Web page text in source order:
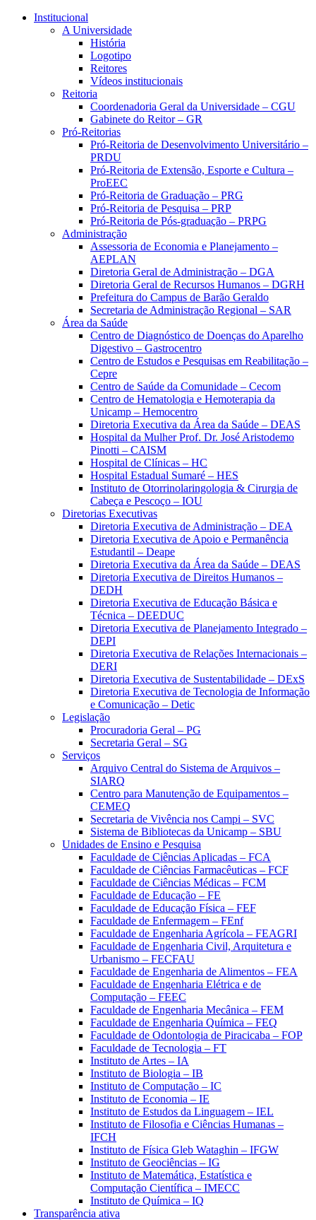
Conteúdo principal
Institucional
A Universidade
História
Logotipo
Reitores
Vídeos institucionais
Reitoria
Coordenadoria Geral da Universidade – CGU
Gabinete do Reitor – GR
Pró-Reitorias
Pró-Reitoria de Desenvolvimento Universitário –
PRDU
Pró-Reitoria de Extensão, Esporte e Cultura –
ProEEC
Pró-Reitoria de Graduação – PRG
Pró-Reitoria de Pesquisa – PRP
Pró-Reitoria de Pós-graduação – PRPG
Administração
Assessoria de Economia e Planejamento –
AEPLAN
Diretoria Geral de Administração – DGA
Diretoria Geral de Recursos Humanos – DGRH
Prefeitura do Campus de Barão Geraldo
Secretaria de Administração Regional – SAR
Área da Saúde
Centro de Diagnóstico de Doenças do Aparelho
Digestivo – Gastrocentro
Centro de Estudos e Pesquisas em Reabilitação –
Cepre
Centro de Saúde da Comunidade – Cecom
Centro de Hematologia e Hemoterapia da
Unicamp – Hemocentro
Diretoria Executiva da Área da Saúde – DEAS
Hospital da Mulher Prof. Dr. José Aristodemo
Pinotti – CAISM
Hospital de Clínicas – HC
Hospital Estadual Sumaré – HES
Instituto de Otorrinolaringologia & Cirurgia de
Cabeça e Pescoço – IOU
Diretorias Executivas
Diretoria Executiva de Administração – DEA
Diretoria Executiva de Apoio e Permanência
Estudantil – Deape
Diretoria Executiva da Área da Saúde – DEAS
Diretoria Executiva de Direitos Humanos –
DEDH
Diretoria Executiva de Educação Básica e
Técnica – DEEDUC
Diretoria Executiva de Planejamento Integrado –
DEPI
Diretoria Executiva de Relações Internacionais –
DERI
Diretoria Executiva de Sustentabilidade – DExS
Diretoria Executiva de Tecnologia de Informação
e Comunicação – Detic
Legislação
Procuradoria Geral – PG
Secretaria Geral – SG
Serviços
Arquivo Central do Sistema de Arquivos –
SIARQ
Centro para Manutenção de Equipamentos –
CEMEQ
Secretaria de Vivência nos Campi – SVC
Sistema de Bibliotecas da Unicamp – SBU
Unidades de Ensino e Pesquisa
Faculdade de Ciências Aplicadas – FCA
Faculdade de Ciências Farmacêuticas – FCF
Faculdade de Ciências Médicas – FCM
Faculdade de Educação – FE
Faculdade de Educação Física – FEF
Faculdade de Enfermagem – FEnf
Faculdade de Engenharia Agrícola – FEAGRI
Faculdade de Engenharia Civil, Arquitetura e
Urbanismo – FECFAU
Faculdade de Engenharia de Alimentos – FEA
Faculdade de Engenharia Elétrica e de
Computação – FEEC
Faculdade de Engenharia Mecânica – FEM
Faculdade de Engenharia Química – FEQ
Faculdade de Odontologia de Piracicaba – FOP
Faculdade de Tecnologia – FT
Instituto de Artes – IA
Instituto de Biologia – IB
Instituto de Computação – IC
Instituto de Economia – IE
Instituto de Estudos da Linguagem – IEL
Instituto de Filosofia e Ciências Humanas –
IFCH
Instituto de Física Gleb Wataghin – IFGW
Instituto de Geociências – IG
Instituto de Matemática, Estatística e
Computação Científica – IMECC
Instituto de Química – IQ
Transparência ativa